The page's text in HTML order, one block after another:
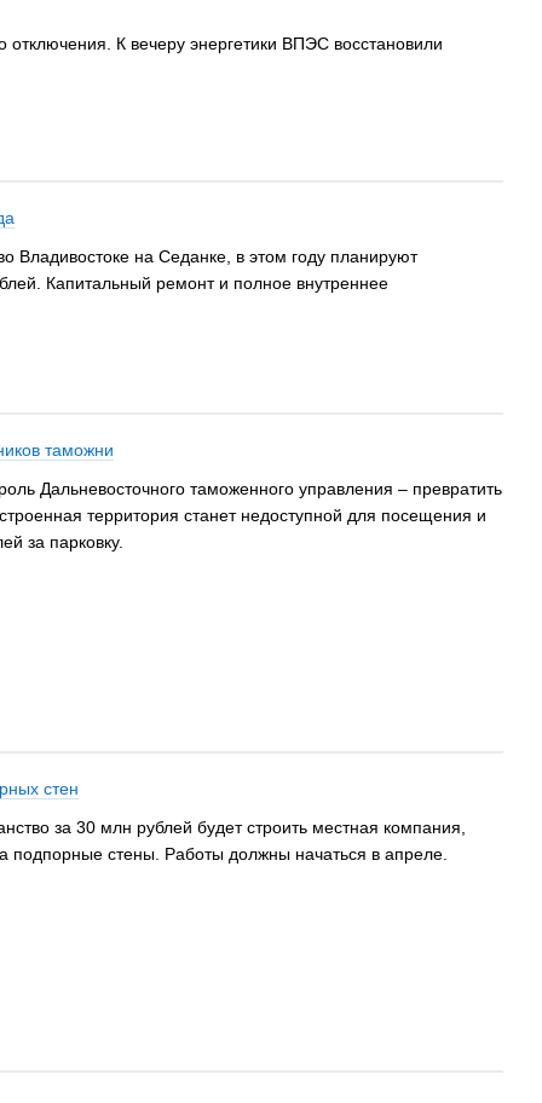
отключения. К вечеру энергетики ВПЭС восстановили
на Седанке, в этом году планируют
Капитальный ремонт и полное внутреннее
таможни
Дальневосточного таможенного управления – превратить
территория станет недоступной для посещения и
за парковку.
стен
за 30 млн рублей будет строить местная компания,
подпорные стены. Работы должны начаться в апреле.